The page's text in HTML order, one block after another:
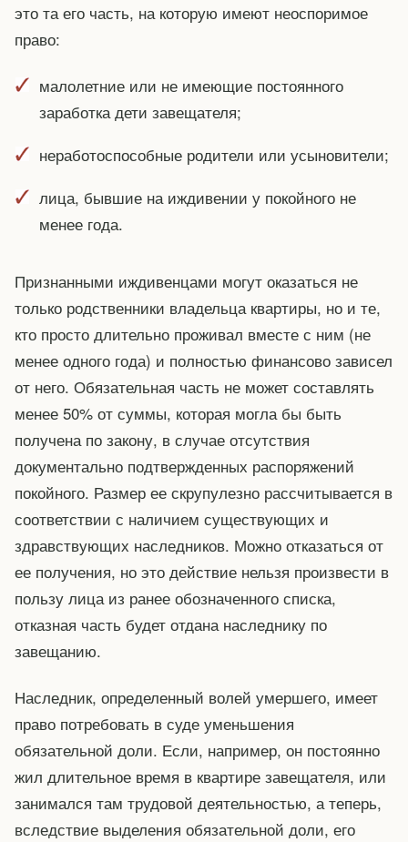
это та его часть, на которую имеют неоспоримое
право:
малолетние или не имеющие постоянного
заработка дети завещателя;
неработоспособные родители или усыновители;
лица, бывшие на иждивении у покойного не
менее года.
Признанными иждивенцами могут оказаться не
только родственники владельца квартиры, но и те,
кто просто длительно проживал вместе с ним (не
менее одного года) и полностью финансово зависел
от него. Обязательная часть не может составлять
менее 50% от суммы, которая могла бы быть
получена по закону, в случае отсутствия
документально подтвержденных распоряжений
покойного. Размер ее скрупулезно рассчитывается в
соответствии с наличием существующих и
здравствующих наследников. Можно отказаться от
ее получения, но это действие нельзя произвести в
пользу лица из ранее обозначенного списка,
отказная часть будет отдана наследнику по
завещанию.
Наследник, определенный волей умершего, имеет
право потребовать в суде уменьшения
обязательной доли. Если, например, он постоянно
жил длительное время в квартире завещателя, или
занимался там трудовой деятельностью, а теперь,
вследствие выделения обязательной доли, его